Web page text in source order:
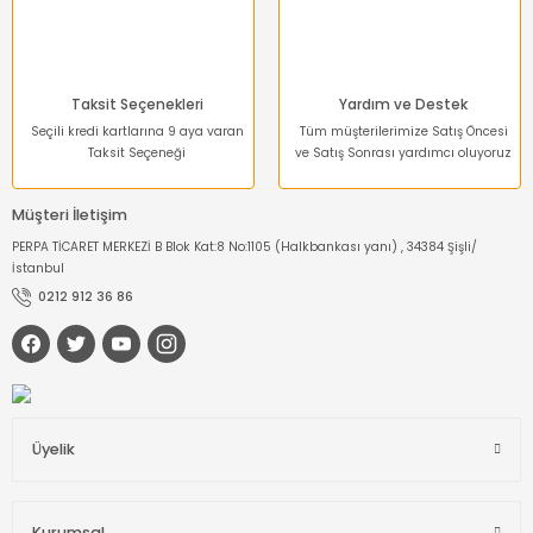
Taksit Seçenekleri
Seçili kredi kartlarına 9 aya varan
Taksit Seçeneği
Yardım ve Destek
Tüm müşterilerimize Satış Öncesi
ve Satış Sonrası yardımcı oluyoruz
Müşteri İletişim
PERPA TİCARET MERKEZİ B Blok Kat:8 No:1105 (Halkbankası yanı) , 34384 Şişli/
İstanbul
0212 912 36 86
Üyelik